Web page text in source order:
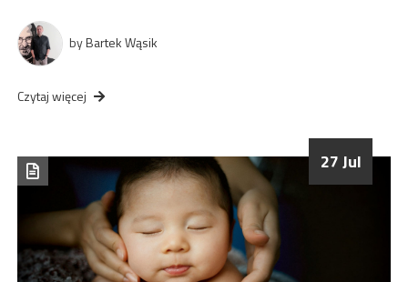
byBartek Wąsik
Czytaj więcej
27 Jul